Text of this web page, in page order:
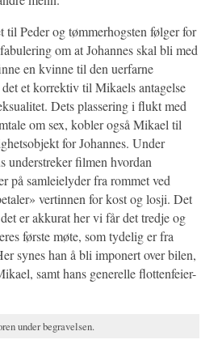
Peder og tømmerhogsten følger for
om at Johannes skal bli med
en kvinne til den uerfarne
et korrektiv til Mikaels antagelse
Dets plassering i flukt med
om sex, kobler også Mikael til
for Johannes. Under
understreker filmen hvordan
på samleielyder fra rommet ved
vertinnen for kost og losji. Det
er akkurat her vi får det tredje og
første møte, som tydelig er fra
synes han å bli imponert over bilen,
samt hans generelle flottenfeier-
under begravelsen.